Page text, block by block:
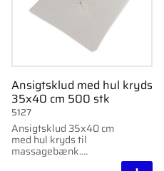
Ansigtsklud med hul kryds
35x40 cm 500 stk
Ansigtsklud 35x40 cm
med hul kryds til
massagebænk.
Hygiejnisk og
5127